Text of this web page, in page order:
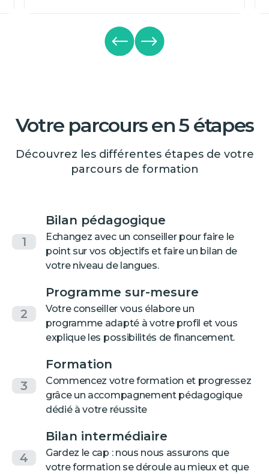
Votre parcours en 5 étapes
Découvrez les différentes étapes de votre
parcours de formation
1
Bilan pédagogique
Echangez avec un conseiller pour faire le
point sur vos objectifs et faire un bilan de
votre niveau de langues.
2
Programme sur-mesure
Votre conseiller vous élabore un
programme adapté à votre profil et vous
explique les possibilités de financement.
3
Formation
Commencez votre formation et progressez
grâce un accompagnement pédagogique
dédié à votre réussite
4
Bilan intermédiaire
Gardez le cap : nous nous assurons que
votre formation se déroule au mieux et que